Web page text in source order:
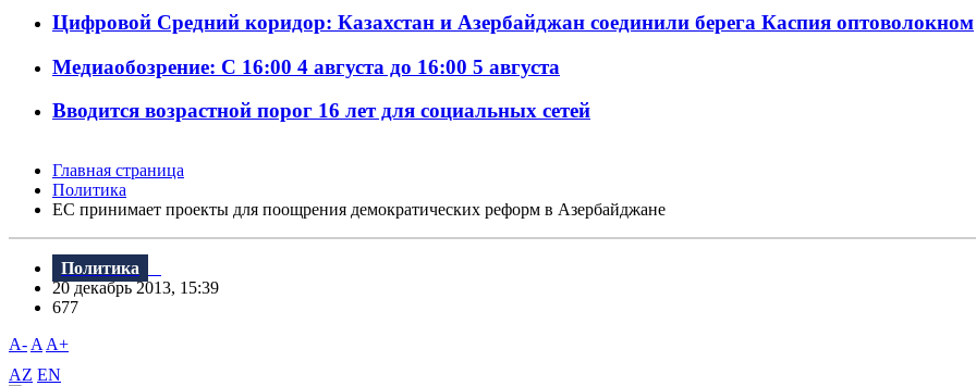
Цифровой Средний коридор: Казахстан и Азербайджан соединили берега Каспия оптоволокном
Медиаобозрение: С 16:00 4 августа до 16:00 5 августа
Вводится возрастной порог 16 лет для социальных сетей
Главная страница
Политика
ЕС принимает проекты для поощрения демократических реформ в Азербайджане
Политика
20 декабрь 2013, 15:39
677
A- A A+
AZ EN